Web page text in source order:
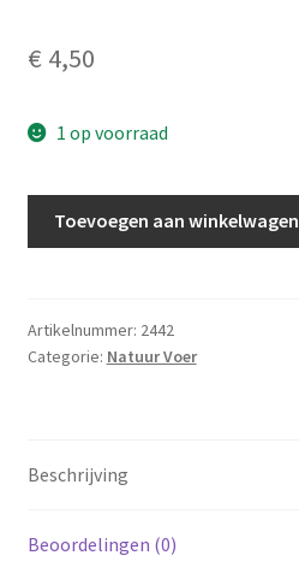
€ 4,50
1 op voorraad
amandelblad
10
stuks
Toevoegen aan winkelwagen
Artikelnummer: 2442
Categorie: Natuur Voer
Beschrijving
Beoordelingen (0)